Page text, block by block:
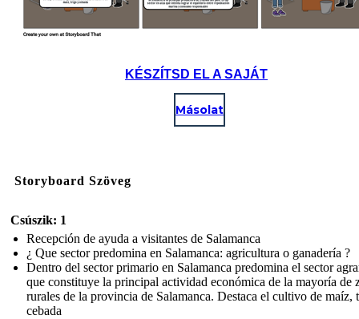
KÉSZÍTSD EL A SAJÁT
Másolat
Storyboard Szöveg
Csúszik: 1
Recepción de ayuda a visitantes de Salamanca
¿ Que sector predomina en Salamanca: agricultura o ganadería ?
Dentro del sector primario en Salamanca predomina el sector
que constituye la principal actividad económica de la mayoría de
rurales de la provincia de Salamanca. Destaca el cultivo de maíz,
cebada